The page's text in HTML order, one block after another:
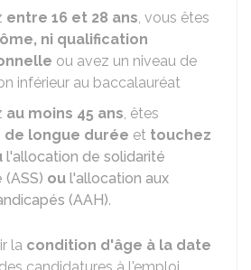
entre 16 et 28 ans, vous êtes
ni qualification
ou avez un niveau de
inférieur au baccalauréat
au moins 45 ans, êtes
de longue durée et touchez
l'allocation de solidarité
ou l'allocation aux
(AAH).
la condition d'âge à la date